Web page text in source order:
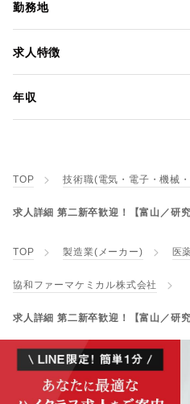
勤務地
求人特徴
年収
TOP 技術職(電気・電子・機械
求人詳細 第二新卒歓迎！【富山／研
TOP 製造業(メーカー) 医
協和ファーマケミカル株式会社
求人詳細 第二新卒歓迎！【富山／研